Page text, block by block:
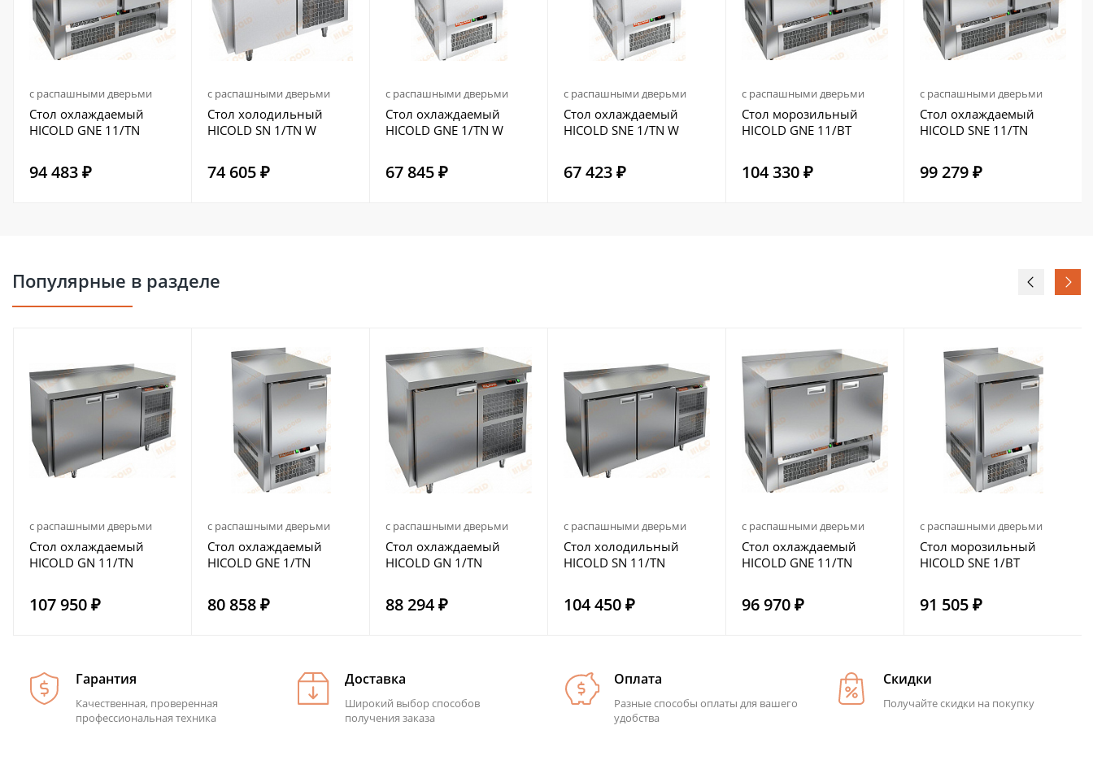
с распашными дверьми
Стол охлаждаемый
HICOLD GNE 11/TN
94 483 ₽
с распашными дверьми
Стол холодильный
HICOLD SN 1/TN W
74 605 ₽
с распашными дверьми
Стол охлаждаемый
HICOLD GNE 1/TN W
67 845 ₽
с распашными дверьми
Стол охлаждаемый
HICOLD SNE 1/TN W
67 423 ₽
с распашными дверьми
Стол морозильный
HICOLD GNE 11/BT
104 330 ₽
с распашными дверьми
Стол охлаждаемый
HICOLD SNE 11/TN
99 279 ₽
Популярные в разделе
с распашными дверьми
Стол охлаждаемый
HICOLD GN 11/TN
107 950 ₽
с распашными дверьми
Стол охлаждаемый
HICOLD GNE 1/TN
80 858 ₽
с распашными дверьми
Стол охлаждаемый
HICOLD GN 1/TN
88 294 ₽
с распашными дверьми
Стол холодильный
HICOLD SN 11/TN
104 450 ₽
с распашными дверьми
Стол охлаждаемый
HICOLD GNE 11/TN
96 970 ₽
с распашными дверьми
Стол морозильный
HICOLD SNE 1/BT
91 505 ₽
Гарантия
Качественная, проверенная
профессиональная техника
Доставка
Широкий выбор способов
получения заказа
Оплата
Разные способы оплаты для вашего
удобства
Скидки
Получайте скидки на покупку